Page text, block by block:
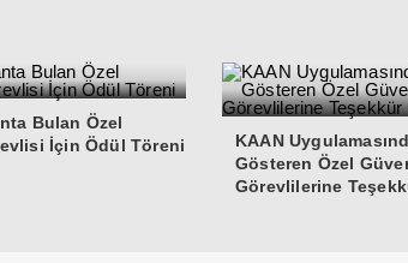
Bulan Özel
İçin Ödül Töreni
KAAN
Gösteren Özel
Görevlilerine